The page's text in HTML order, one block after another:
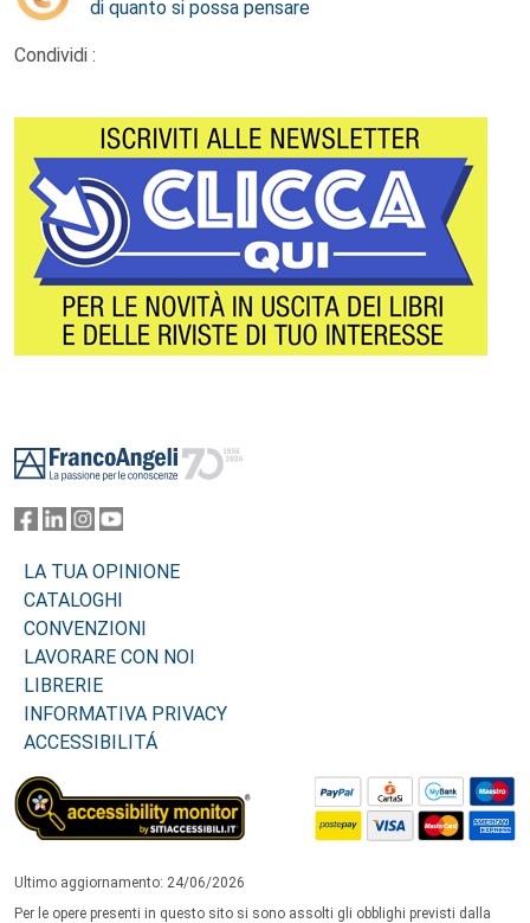
di quanto si possa pensare
Condividi :
LA TUA OPINIONE
CATALOGHI
CONVENZIONI
LAVORARE CON NOI
LIBRERIE
INFORMATIVA PRIVACY
ACCESSIBILITÁ
Ultimo aggiornamento: 24/06/2026
Per le opere presenti in questo sito si sono assolti gli obblighi previsti dalla